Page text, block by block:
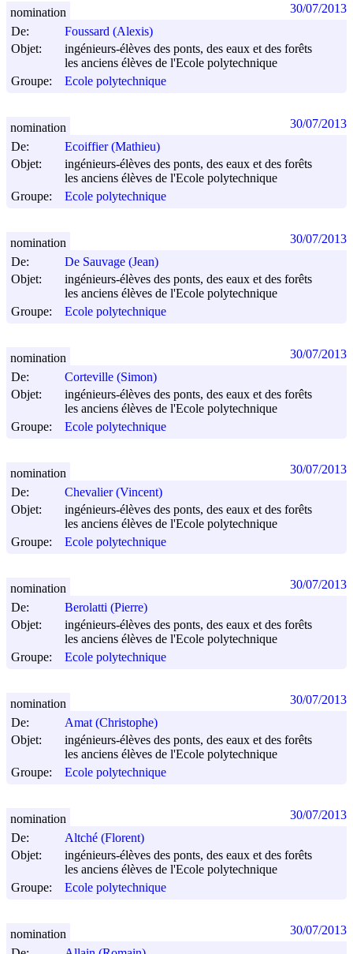
De:
Foussard (Alexis)
Objet:
ingénieurs-élèves des ponts, des eaux et des forêts
les anciens élèves de l'Ecole polytechnique
Groupe:
Ecole polytechnique
nomination 30/07/2013
De:
Ecoiffier (Mathieu)
Objet:
ingénieurs-élèves des ponts, des eaux et des forêts
les anciens élèves de l'Ecole polytechnique
Groupe:
Ecole polytechnique
nomination 30/07/2013
De:
De Sauvage (Jean)
Objet:
ingénieurs-élèves des ponts, des eaux et des forêts
les anciens élèves de l'Ecole polytechnique
Groupe:
Ecole polytechnique
nomination 30/07/2013
De:
Corteville (Simon)
Objet:
ingénieurs-élèves des ponts, des eaux et des forêts
les anciens élèves de l'Ecole polytechnique
Groupe:
Ecole polytechnique
nomination 30/07/2013
De:
Chevalier (Vincent)
Objet:
ingénieurs-élèves des ponts, des eaux et des forêts
les anciens élèves de l'Ecole polytechnique
Groupe:
Ecole polytechnique
nomination 30/07/2013
De:
Berolatti (Pierre)
Objet:
ingénieurs-élèves des ponts, des eaux et des forêts
les anciens élèves de l'Ecole polytechnique
Groupe:
Ecole polytechnique
nomination 30/07/2013
De:
Amat (Christophe)
Objet:
ingénieurs-élèves des ponts, des eaux et des forêts
les anciens élèves de l'Ecole polytechnique
Groupe:
Ecole polytechnique
nomination 30/07/2013
De:
Altché (Florent)
Objet:
ingénieurs-élèves des ponts, des eaux et des forêts
les anciens élèves de l'Ecole polytechnique
Groupe:
Ecole polytechnique
nomination 30/07/2013
nomination 30/07/2013